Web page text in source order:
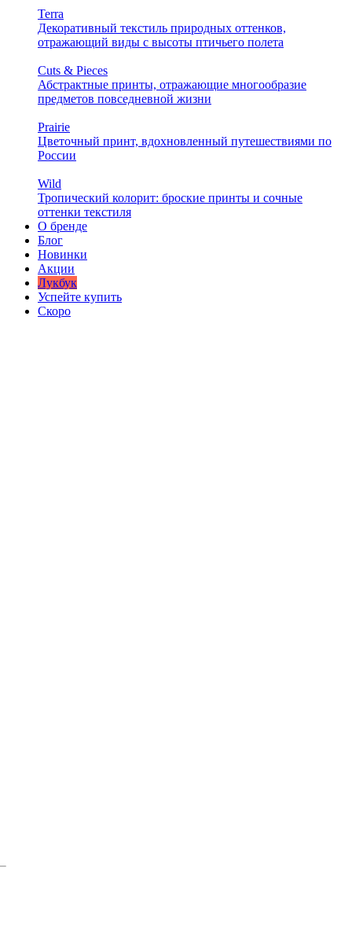
Terra
Декоративный текстиль природных оттенков,
отражающий виды с высоты птичьего полета
Cuts & Pieces
Абстрактные принты, отражающие многообразие
предметов повседневной жизни
Prairie
Цветочный принт, вдохновленный путешествиями по
России
Wild
Тропический колорит: броские принты и сочные
оттенки текстиля
О бренде
Блог
Новинки
Акции
Лукбук
Успейте купить
Скоро